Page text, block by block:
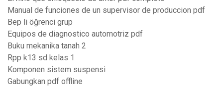
Manual de funciones de un supervisor de produccion pdf
Bep li öğrenci grup
Equipos de diagnostico automotriz pdf
Buku mekanika tanah 2
Rpp k13 sd kelas 1
Komponen sistem suspensi
Gabungkan pdf offline